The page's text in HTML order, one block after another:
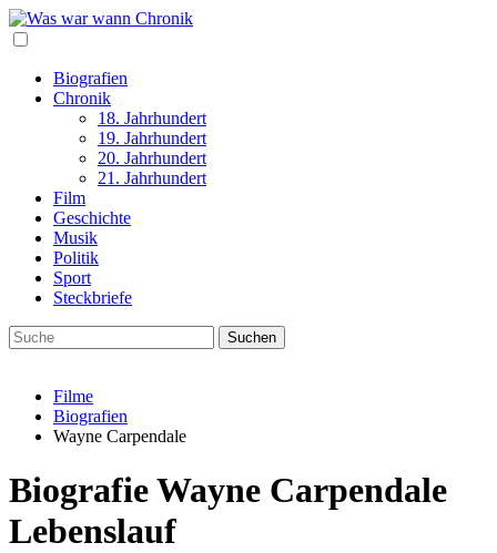
Biografien
Chronik
18. Jahrhundert
19. Jahrhundert
20. Jahrhundert
21. Jahrhundert
Film
Geschichte
Musik
Politik
Sport
Steckbriefe
Filme
Biografien
Wayne Carpendale
Biografie Wayne Carpendale
Lebenslauf